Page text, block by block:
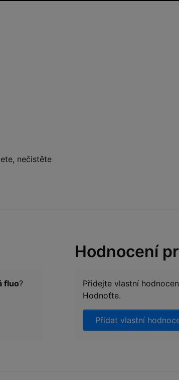
nečistěte
fluo?
Hodnocení
Přidejte vlastní
Hodnoťte.
Přidat vlastní